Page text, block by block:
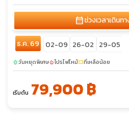
calendar_monthช่วงเวลาเดินท
ธ.ค. 69 02-09 26-02 29-05
sunnyวันหยุดพิเศษlocal_fire_departmentโปรไฟไหม้confirmation_numberที่เหลือน้อย
เริ่มต้น 79,900 ฿